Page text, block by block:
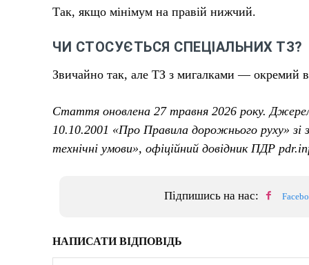
Так, якщо мінімум на правій нижчий.
ЧИ СТОСУЄТЬСЯ СПЕЦІАЛЬНИХ ТЗ?
Звичайно так, але ТЗ з мигалками — окремий
Стаття оновлена 27 травня 2026 року.
10.10.2001 «Про Правила дорожнього руху»
технічні умови», офіційний довідник ПДР
Підпишись на нас:
НАПИСАТИ ВІДПОВІДЬ